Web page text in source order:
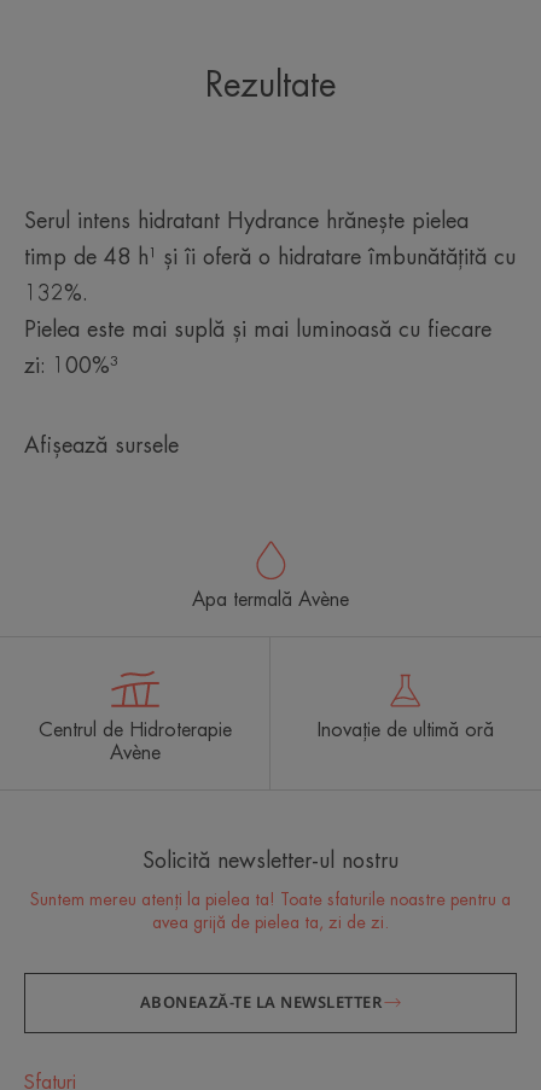
Rezultate
Serul intens hidratant Hydrance hrănește pielea
timp de 48 h¹ și îi oferă o hidratare îmbunătățită cu
132%.
Pielea este mai suplă și mai luminoasă cu fiecare
zi: 100%³
Afișează sursele
Apa termală Avène
Centrul de Hidroterapie
Avène
Inovație de ultimă oră
Solicită newsletter-ul nostru
Suntem mereu atenți la pielea ta! Toate sfaturile noastre pentru a
avea grijă de pielea ta, zi de zi.
ABONEAZĂ-TE LA NEWSLETTER
Sfaturi